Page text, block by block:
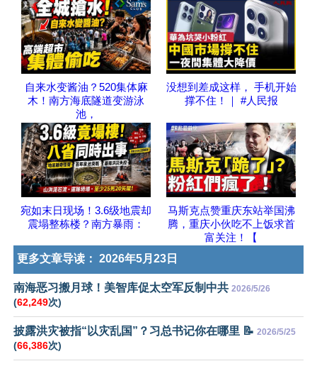
自来水变酱油？520集体麻
木！南方海底隧道变游泳
池，
没想到差成这样， 手机开始
撑不住！｜ #人民报
宛如末日现场！3.6级地震却
震塌整栋楼？南方暴雨：
马斯克点赞重庆东站举国沸
腾，重庆小伙吃不上饭求首
富关注！【
更多文章导读： 2026年5月23日
南海恶习搬月球！美智库促太空军反制中共 2026/5/26
(62,249次)
披露洪灾被指“以灾乱国”？习总书记你在哪里 📝 2026/5/25
(66,386次)